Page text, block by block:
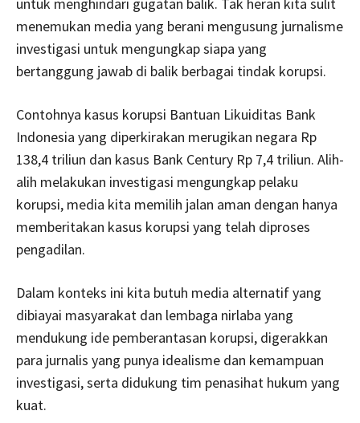
menemukan media yang berani mengusung jurnalisme
investigasi untuk mengungkap siapa yang
bertanggung jawab di balik berbagai tindak korupsi.
Contohnya kasus korupsi Bantuan Likuiditas Bank
Indonesia yang diperkirakan merugikan negara Rp
138,4 triliun dan kasus Bank Century Rp 7,4 triliun. Alih-
alih melakukan investigasi mengungkap pelaku
korupsi, media kita memilih jalan aman dengan hanya
memberitakan kasus korupsi yang telah diproses
pengadilan.
Dalam konteks ini kita butuh media alternatif yang
dibiayai masyarakat dan lembaga nirlaba yang
mendukung ide pemberantasan korupsi, digerakkan
para jurnalis yang punya idealisme dan kemampuan
investigasi, serta didukung tim penasihat hukum yang
kuat.